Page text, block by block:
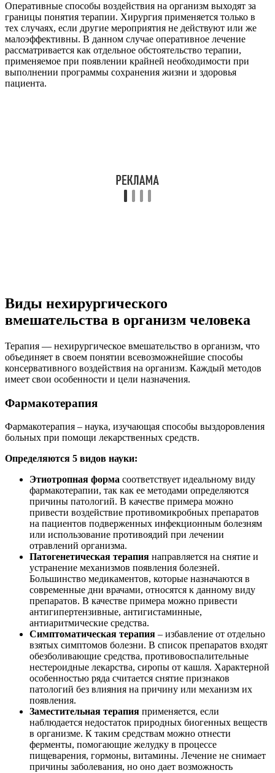
Оперативные способы воздействия на организм выходят за
границы понятия терапии. Хирургия применяется только в
тех случаях, если другие мероприятия не действуют или же
малоэффективны. В данном случае оперативное лечение
рассматривается как отдельное обстоятельство терапии,
применяемое при появлении крайней необходимости при
выполнении программы сохранения жизни и здоровья
пациента.
Виды нехирургического
вмешательства в организм человека
Терапия — нехирургическое вмешательство в организм, что
объединяет в своем понятии всевозможнейшие способы
консервативного воздействия на организм. Каждый методов
имеет свои особенности и цели назначения.
Фармакотерапия
Фармакотерапия – наука, изучающая способы выздоровления
больных при помощи лекарственных средств.
Определяются 5 видов науки:
Этиотропная форма соответствует идеальному виду
фармакотерапии, так как ее методами определяются
причины патологий. В качестве примера можно
привести воздействие противомикробных препаратов
на пациентов подверженных инфекционным болезням
или использование противоядий при лечении
отравлений организма.
Патогенетическая терапия направляется на снятие и
устранение механизмов появления болезней.
Большинство медикаментов, которые назначаются в
современные дни врачами, относятся к данному виду
препаратов. В качестве примера можно привести
антигипертензивные, антигистаминные,
антиаритмические средства.
Симптоматическая терапия – избавление от отдельно
взятых симптомов болезни. В список препаратов входят
обезболивающие средства, противовоспалительные
нестероидные лекарства, сиропы от кашля. Характерной
особенностью ряда считается снятие признаков
патологий без влияния на причину или механизм их
появления.
Заместительная терапия применяется, если
наблюдается недостаток природных биогенных веществ
в организме. К таким средствам можно отнести
ферменты, помогающие желудку в процессе
пищеварения, гормоны, витамины. Лечение не снимает
причины заболевания, но оно дает возможность